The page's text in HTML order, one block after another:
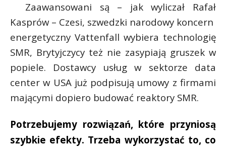
Zaawansowani są – jak wyliczał Rafał
Kasprów – Czesi, szwedzki narodowy koncern
energetyczny Vattenfall wybiera technologię
SMR, Brytyjczycy też nie zasypiają gruszek w
popiele. Dostawcy usług w sektorze data
center w USA już podpisują umowy z firmami
mającymi dopiero budować reaktory SMR.
Potrzebujemy rozwiązań, które przyniosą
szybkie efekty. Trzeba wykorzystać to, co